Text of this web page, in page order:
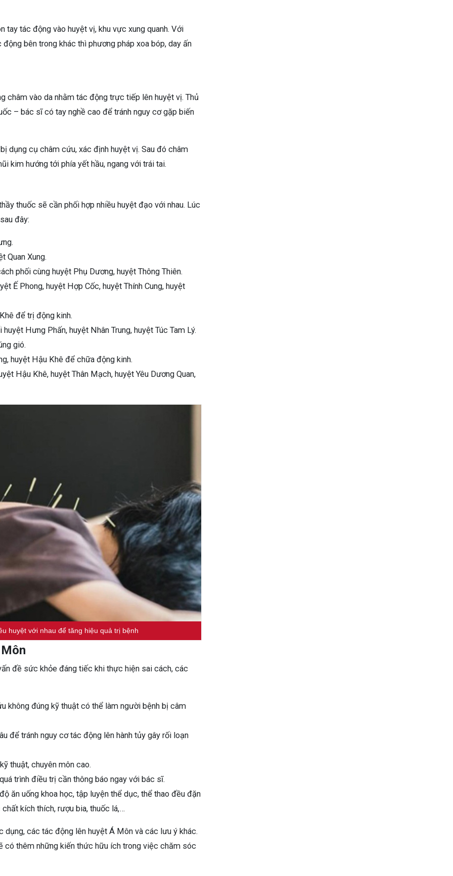
tay tác động vào huyệt vị, khu vực xung quanh. Với
bên trong khác thì phương pháp xoa bóp, day ấn
châm vào da nhằm tác động trực tiếp lên huyệt vị. Thủ
– bác sĩ có tay nghề cao để tránh nguy cơ gặp biến
dụng cụ châm cứu, xác định huyệt vị. Sau đó châm
kim hướng tới phía yết hầu, ngang với trái tai.
thuốc sẽ cần phối hợp nhiều huyệt đạo với nhau. Lúc
đây:
Quan Xung.
phối cùng huyệt Phụ Dương, huyệt Thông Thiên.
Ế Phong, huyệt Hợp Cốc, huyệt Thính Cung, huyệt
để trị động kinh.
Hưng Phấn, huyệt Nhân Trung, huyệt Túc Tam Lý.
gió.
huyệt Hậu Khê để chữa động kinh.
Hậu Khê, huyệt Thân Mạch, huyệt Yêu Dương Quan,
huyệt với nhau để tăng hiệu quả trị bệnh
đề sức khỏe đáng tiếc khi thực hiện sai cách, các
không đúng kỹ thuật có thể làm người bệnh bị câm
để tránh nguy cơ tác động lên hành tủy gây rối loạn
thuật, chuyên môn cao.
trình điều trị cần thông báo ngay với bác sĩ.
ăn uống khoa học, tập luyện thể dục, thể thao đều đặn
kích thích, rượu bia, thuốc lá,…
dụng, các tác động lên huyệt Á Môn và các lưu ý khác.
có thêm những kiến thức hữu ích trong việc chăm sóc